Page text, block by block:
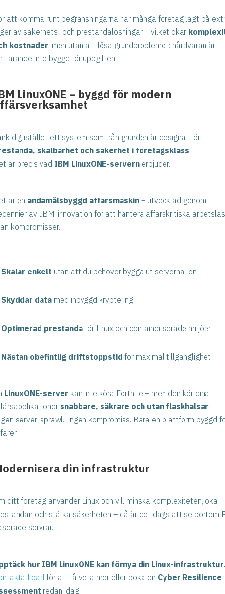
att komma runt begränsningarna har många företag lagt på
av säkerhets- och prestandalösningar – vilket ökar
kostnader, men utan att lösa grundproblemet: hårdvaran är
inte byggd för uppgiften.
LinuxONE – byggd för modern
dig istället ett system som från grunden är designat för
skalbarhet och säkerhet i företagsklass.
är precis vad IBM LinuxONE-servernerbjuder.
är en ändamålsbyggd affärsmaskin– utvecklad genom
av IBM-innovation för att hantera affärskritiska
kompromisser.
Skalar enkelt utan att du behöver bygga ut serverhallen
Skyddar datamed inbyggd kryptering
Optimerad prestandaför Linux och containeriserade miljöer
Nästan obefintlig driftstoppstid för maximal tillgänglighet
LinuxONE-server kan inte köra Fortnite – men den kör dina
snabbare, säkrare och utan flaskhalsar.
server-sprawl. Ingen kompromiss. Bara en plattform byggd
din infrastruktur
ditt företag använder Linux och vill minska komplexiteten, öka
och stärka säkerheten – då är det dags att se bortom
servrar.
hur IBM LinuxONE kan förnya din Linux-infrastruktur.
Load för att få veta mer eller boka en Cyber Resilience
redan idag.